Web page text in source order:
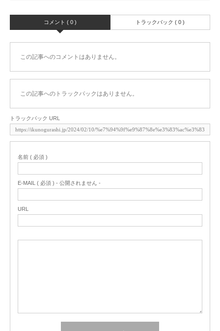
コメント ( 0 ) トラックバック ( 0 )
この記事へのコメントはありません。
この記事へのトラックバックはありません。
トラックバック URL
名前 ( 必須 )
E-MAIL ( 必須 ) - 公開されません -
URL